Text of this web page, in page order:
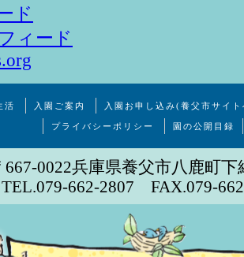
ド
ィード
活 入園ご案内 入園お申し込み(養父市サイ
プライバシーポリシー 園の公開目録
667-0022兵庫県養父市八鹿町下
TEL.079-662-2807 FAX.079-